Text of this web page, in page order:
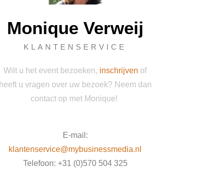
Monique Verweij
KLANTENSERVICE
Wilt u het event bezoeken, inschrijven of
heeft u vragen over uw bezoek? Neem dan
contact op met Monique!
E-mail:
klantenservice@mybusinessmedia.nl
Telefoon: +31 (0)570 504 325